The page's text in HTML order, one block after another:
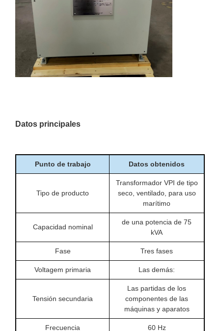
Datos principales
Punto de trabajo Datos obtenidos
Tipo de producto
Transformador VPI de tipo
seco, ventilado, para uso
marítimo
Capacidad nominal
de una potencia de 75
kVA
Fase Tres fases
Voltagem primaria Las demás:
Tensión secundaria
Las partidas de los
componentes de las
máquinas y aparatos
Frecuencia 60 Hz